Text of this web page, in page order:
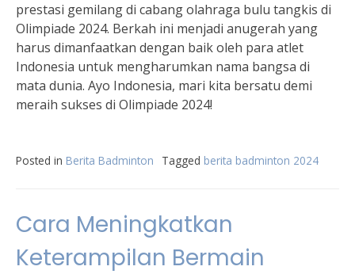
prestasi gemilang di cabang olahraga bulu tangkis di
Olimpiade 2024. Berkah ini menjadi anugerah yang
harus dimanfaatkan dengan baik oleh para atlet
Indonesia untuk mengharumkan nama bangsa di
mata dunia. Ayo Indonesia, mari kita bersatu demi
meraih sukses di Olimpiade 2024!
Posted in Berita Badminton Tagged berita badminton 2024
Cara Meningkatkan
Keterampilan Bermain